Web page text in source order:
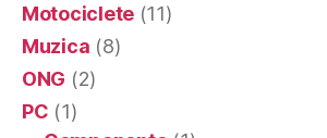
Motociclete (11)
Muzica (8)
ONG (2)
PC (1)